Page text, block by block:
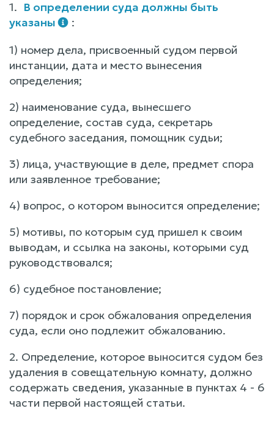
1. В определении суда должны быть
указаны
:
1) номер дела, присвоенный судом первой
инстанции, дата и место вынесения
определения;
2) наименование суда, вынесшего
определение, состав суда, секретарь
судебного заседания, помощник судьи;
3) лица, участвующие в деле, предмет спора
или заявленное требование;
4) вопрос, о котором выносится определение;
5) мотивы, по которым суд пришел к своим
выводам, и ссылка на законы, которыми суд
руководствовался;
6) судебное постановление;
7) порядок и срок обжалования определения
суда, если оно подлежит обжалованию.
2. Определение, которое выносится судом без
удаления в совещательную комнату, должно
содержать сведения, указанные в пунктах 4 - 6
части первой настоящей статьи.